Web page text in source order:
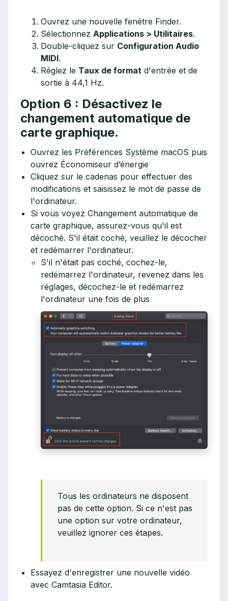
Ouvrez une nouvelle fenêtre Finder.
Sélectionnez Applications > Utilitaires.
Double-cliquez sur Configuration Audio
MIDI.
Réglez le Taux de format d'entrée et de
sortie à 44,1 Hz.
Option 6 : Désactivez le
changement automatique de
carte graphique.
Ouvrez les Préférences Système macOS puis
ouvrez Économiseur d’énergie
Cliquez sur le cadenas pour effectuer des
modifications et saisissez le mot de passe de
l'ordinateur.
Si vous voyez Changement automatique de
carte graphique, assurez-vous qu'il est
décoché. S'il était coché, veuillez le décocher
et redémarrer l'ordinateur.
S'il n'était pas coché, cochez-le,
redémarrez l'ordinateur, revenez dans les
réglages, décochez-le et redémarrez
l'ordinateur une fois de plus
Tous les ordinateurs ne disposent
pas de cette option. Si ce n'est pas
une option sur votre ordinateur,
veuillez ignorer ces étapes.
Essayez d'enregistrer une nouvelle vidéo
avec Camtasia Editor.